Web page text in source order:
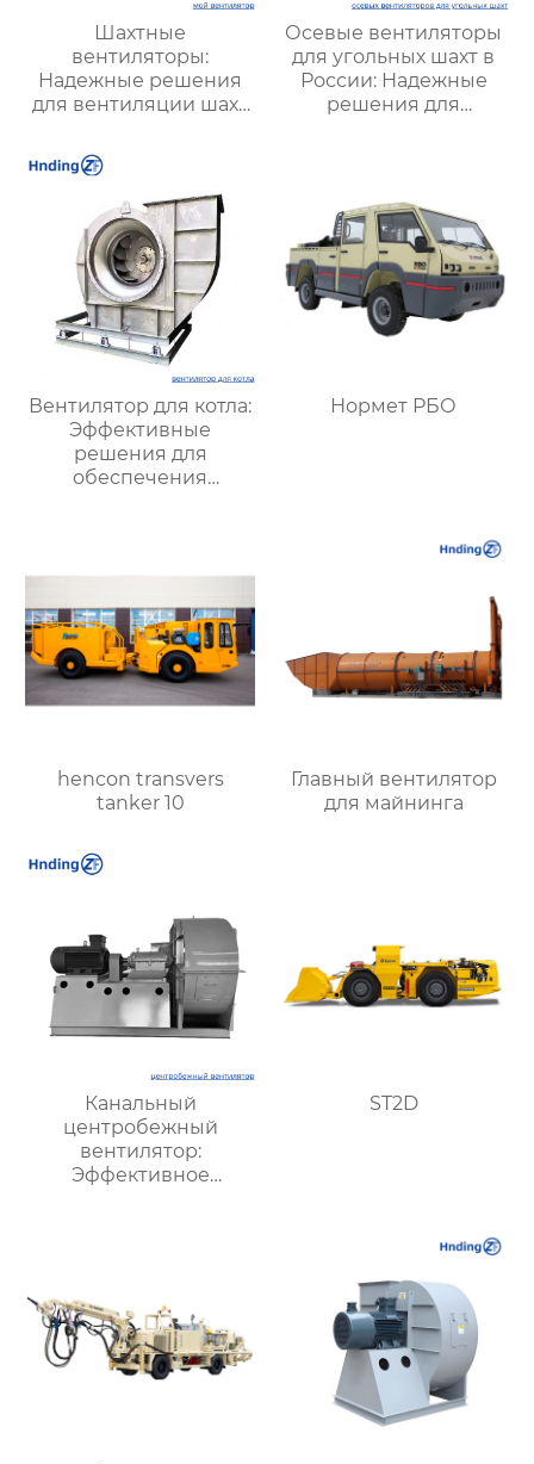
Шахтные
вентиляторы:
Надежные решения
для вентиляции шахт
| Купить с доставкой
Осевые вентиляторы
для угольных шахт в
России: Надежные
решения для
Вентилятор для котла:
Эффективные
решения для
обеспечения
Нормет РБО
hencon transvers
tanker 10
Главный вентилятор
для майнинга
Канальный
центробежный
вентилятор:
Эффективное
ST2D